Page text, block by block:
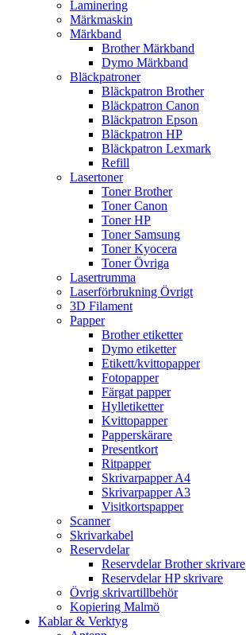
Laminering
Märkmaskin
Märkband
Brother Märkband
Dymo Märkband
Bläckpatroner
Bläckpatron Brother
Bläckpatron Canon
Bläckpatron Epson
Bläckpatron HP
Bläckpatron Lexmark
Refill
Lasertoner
Toner Brother
Toner Canon
Toner HP
Toner Samsung
Toner Kyocera
Toner Övriga
Lasertrumma
Laserförbrukning Övrigt
3D Filament
Papper
Brother etiketter
Dymo etiketter
Etikett/kvittopapper
Fotopapper
Färgat papper
Hylletiketter
Kvittopapper
Papperskärare
Presentkort
Ritpapper
Skrivarpapper A4
Skrivarpapper A3
Visitkortspapper
Scanner
Skrivarkabel
Reservdelar
Reservdelar Brother skrivare
Reservdelar HP skrivare
Övrig skrivartillbehör
Kopiering Malmö
Kablar & Verktyg